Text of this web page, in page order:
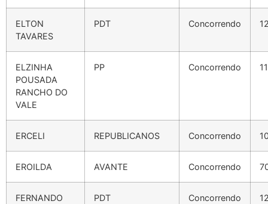
ELTON
TAVARES
PDT Concorrendo
ELZINHA
POUSADA
RANCHO DO
VALE
PP Concorrendo
ERCELI REPUBLICANOS Concorrendo
EROILDA AVANTE Concorrendo
FERNANDO
PDT Concorrendo